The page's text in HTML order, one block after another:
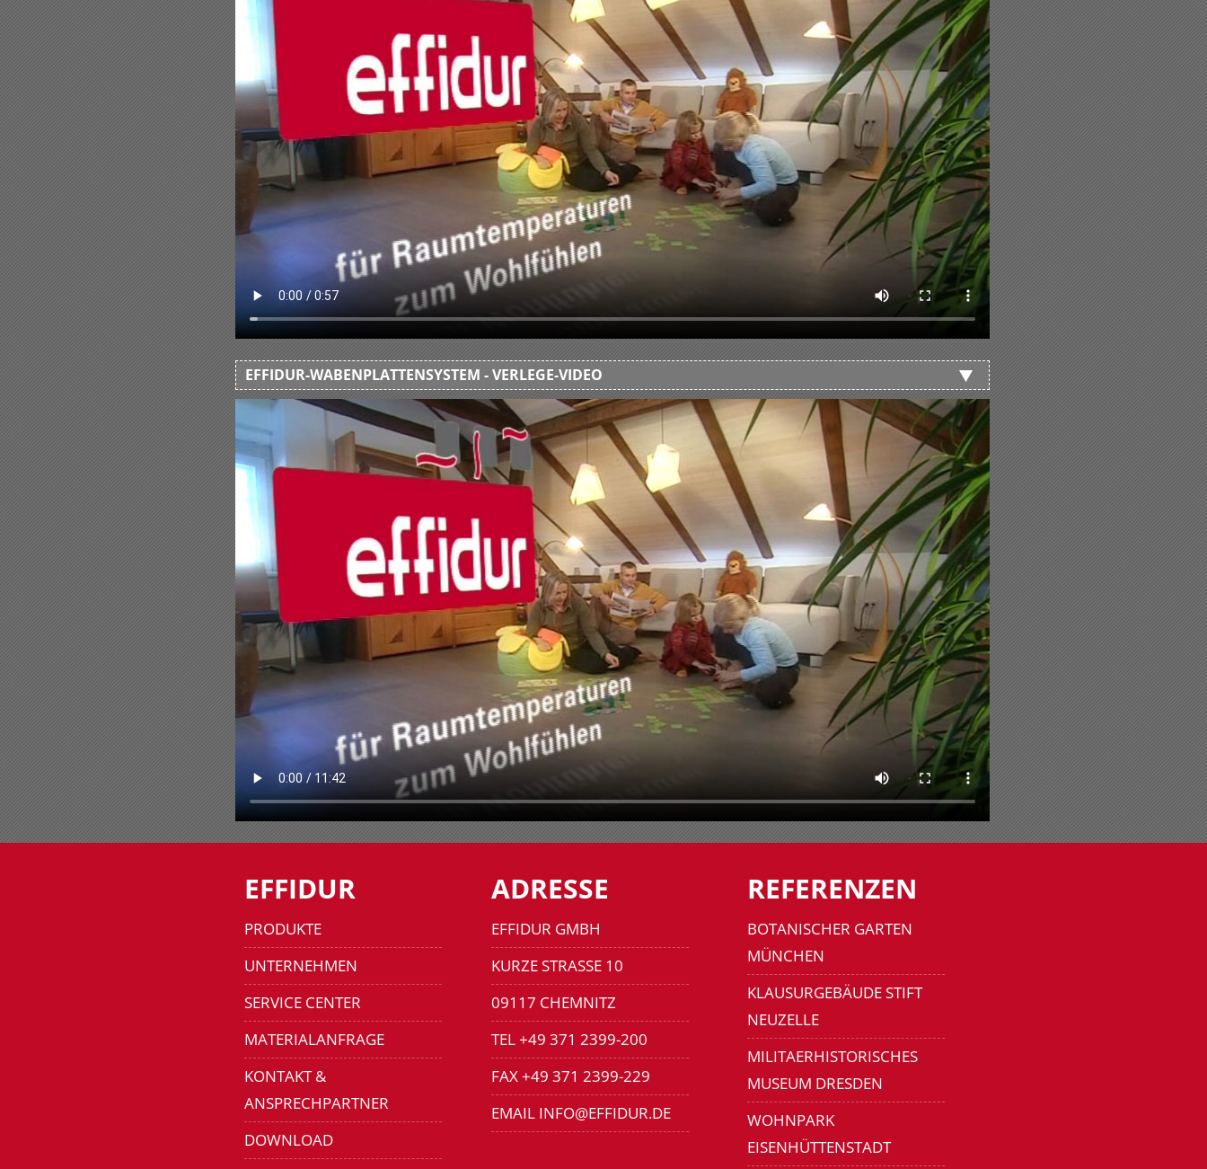
EFFIDUR-WABENPLATTENSYSTEM - VERLEGE-VIDEO
EFFIDUR
PRODUKTE
UNTERNEHMEN
SERVICE CENTER
MATERIALANFRAGE
KONTAKT &
ANSPRECHPARTNER
DOWNLOAD
ADRESSE
EFFIDUR GMBH
KURZE STRASSE 10
09117 CHEMNITZ
TEL +49 371 2399-200
FAX +49 371 2399-229
EMAIL INFO@EFFIDUR.DE
REFERENZEN
BOTANISCHER GARTEN
MÜNCHEN
KLAUSURGEBÄUDE STIFT
NEUZELLE
MILITAERHISTORISCHES
MUSEUM DRESDEN
WOHNPARK
EISENHÜTTENSTADT